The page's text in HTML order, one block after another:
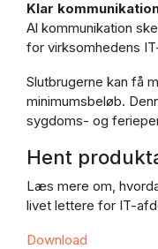
Klar
Al kommunikation
for virksomhedens
Slutbrugerne kan få
minimumsbeløb.
sygdoms- og
Hent
Læs mere om,
livet lettere for IT-
Download